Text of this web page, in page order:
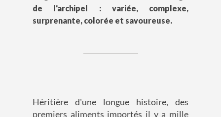
de l'archipel : variée, complexe,
surprenante, colorée et savoureuse.
Héritière d'une longue histoire, des
premiers aliments importés il y a mille